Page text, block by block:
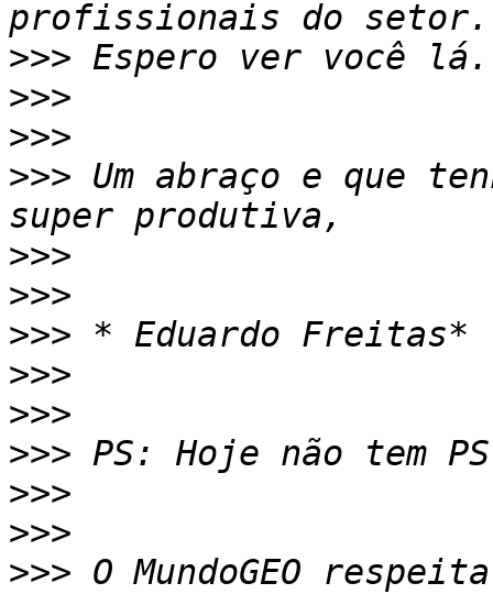
>>>
>>>
>>>
>>> Um abraço e que
>>>
>>>
>>>
>>>
>>>
>>>
>>>
>>>
>>> O MundoGEO